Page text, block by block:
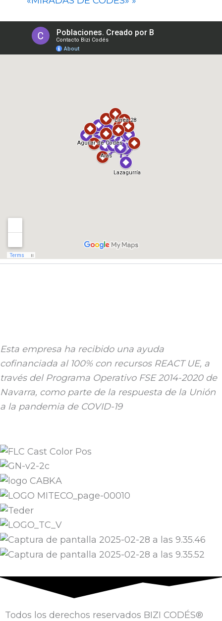
Esta empresa ha recibido una ayuda
cofinanciada al 100% con recursos REACT UE, a
través del Programa Operativo FSE 2014-2020 de
Navarra, como parte de la respuesta de la Unión
a la pandemia de COVID-19
Todos los derechos reservados BIZI CODÉS®